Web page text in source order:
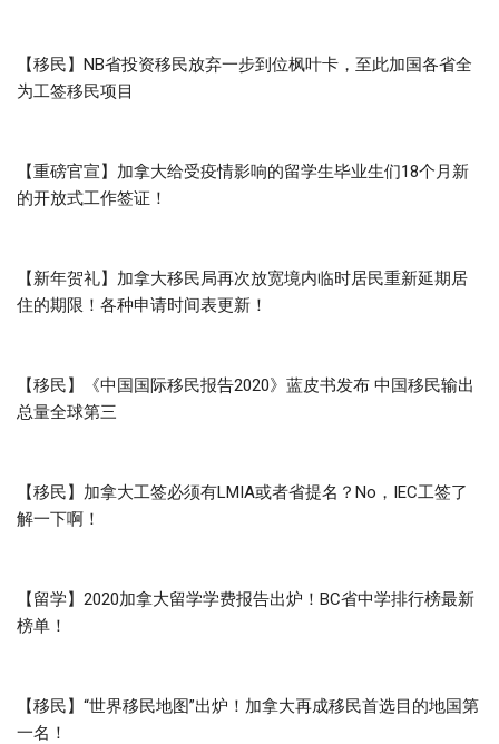
【移民】NB省投资移民放弃一步到位枫叶卡，至此加国各省全
为工签移民项目
【重磅官宣】加拿大给受疫情影响的留学生毕业生们18个月新
的开放式工作签证！
【新年贺礼】加拿大移民局再次放宽境内临时居民重新延期居
住的期限！各种申请时间表更新！
【移民】《中国国际移民报告2020》蓝皮书发布 中国移民输出
总量全球第三
【移民】加拿大工签必须有LMIA或者省提名？No，IEC工签了
解一下啊！
【留学】2020加拿大留学学费报告出炉！BC省中学排行榜最新
榜单！
【移民】“世界移民地图”出炉！加拿大再成移民首选目的地国第
一名！